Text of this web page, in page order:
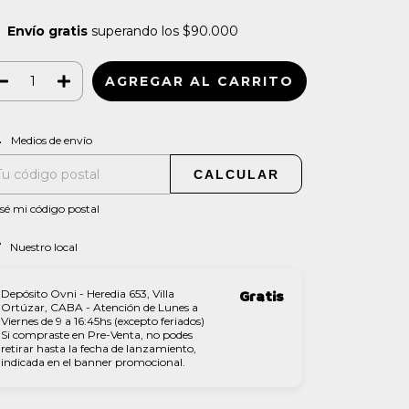
Envío gratis superando los $90.000
para el CP:
Medios de envío
CALCULAR
mi código postal
Nuestro local
Depósito Ovni - Heredia 653, Villa
Ortúzar, CABA - Atención de Lunes a
Viernes de 9 a 16:45hs (excepto feriados)
Si compraste en Pre-Venta, no podes
retirar hasta la fecha de lanzamiento,
indicada en el banner promocional.
Gratis